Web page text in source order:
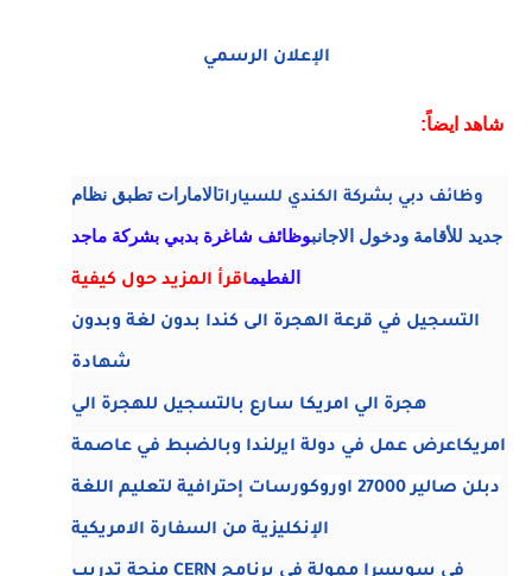
الإعلان الرسمي
وظائف دبي بشركة الكندي للسياراتالامارات تطبق نظام
جديد للأقامة ودخول الاجانبوظائف شاغرة بدبي بشركة ماجد
الفطيماقرأ المزيد حول كيفية
التسجيل في قرعة الهجرة الى كندا بدون لغة وبدون
شهادة
هجرة الي امريكا سارع بالتسجيل للهجرة الي
امريكاعرض عمل في دولة ايرلندا وبالضبط في عاصمة
دبلن صالير 27000 اورو كورسات إحترافية لتعليم اللغة
الإنكليزية من السفارة الامريكية